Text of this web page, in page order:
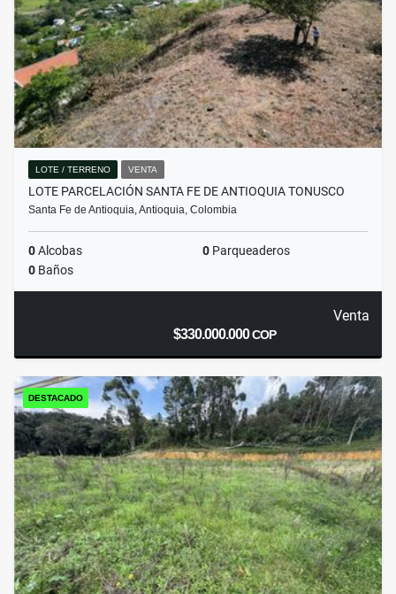
LOTE / TERRENO VENTA
LOTE PARCELACIÓN SANTA FE DE ANTIOQUIA TONUSCO
Santa Fe de Antioquia, Antioquia, Colombia
0Alcobas 0 Parqueaderos
0 Baños
Venta
$330.000.000COP
DESTACADO